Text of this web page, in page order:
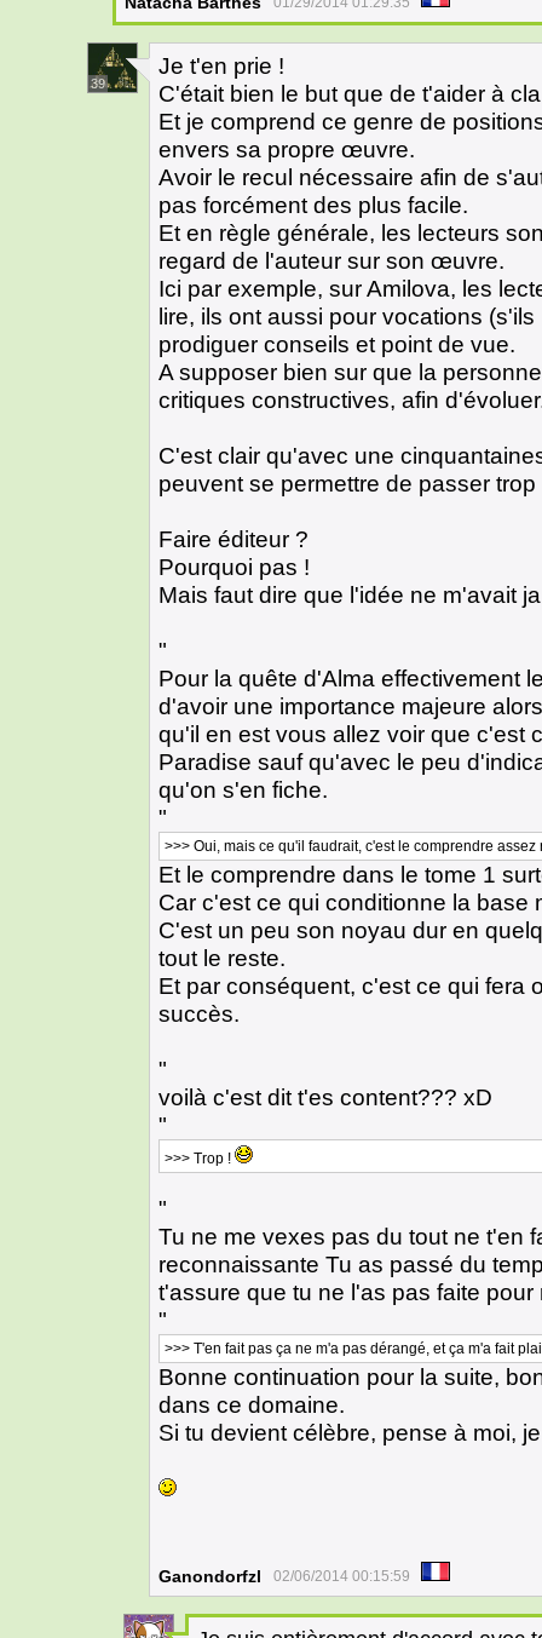
39
Je t'en prie !
C'était bien le but que de t'aider à
Et je comprend ce genre de
envers sa propre œuvre.
Avoir le recul nécessaire afin de
pas forcément des plus facile.
Et en règle générale, les lecteurs
regard de l'auteur sur son œuvre.
Ici par exemple, sur Amilova, les
lire, ils ont aussi pour vocations
prodiguer conseils et point de vue.
A supposer bien sur que la
critiques constructives, afin
C'est clair qu'avec une
peuvent se permettre de passer
Faire éditeur ?
Pourquoi pas !
Mais faut dire que l'idée ne m'avait
"
Pour la quête d'Alma effectivement
d'avoir une importance majeure
qu'il en est vous allez voir que c'est
Paradise sauf qu'avec le peu
qu'on s'en fiche.
"
>>> Oui, mais ce qu'il faudrait, c'est le comprendre assez
Et le comprendre dans le tome 1
Car c'est ce qui conditionne la base
C'est un peu son noyau dur en
tout le reste.
Et par conséquent, c'est ce qui
succès.
"
voilà c'est dit t'es content??? xD
"
>>> Trop !
"
Tu ne me vexes pas du tout ne t'en
reconnaissante Tu as passé du
t'assure que tu ne l'as pas faite
"
>>> T'en fait pas ça ne m'a pas dérangé, et ça m'a fait
Bonne continuation pour la suite,
dans ce domaine.
Si tu devient célèbre, pense à moi,
Ganondorfzl 02/06/2014 00:15:59